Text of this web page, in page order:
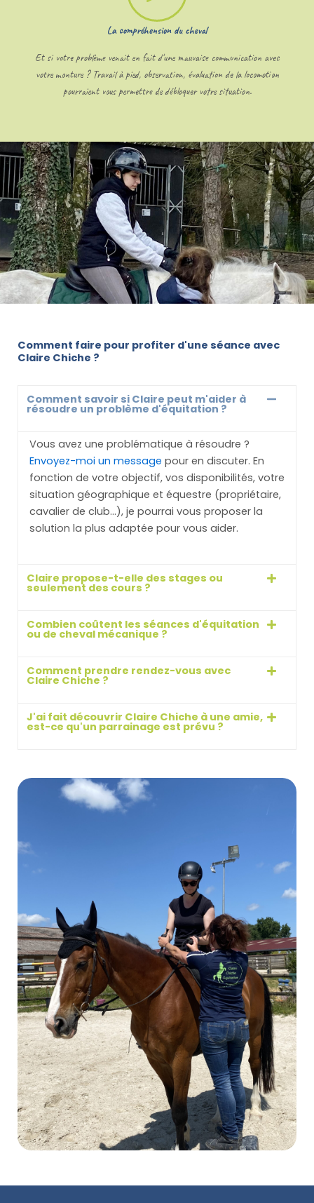
La compréhension du cheval
Et si votre problème venait en fait d'une mauvaise communication avec
votre monture ? Travail à pied, observation, évaluation de la locomotion
pourraient vous permettre de débloquer votre situation.
Comment faire pour profiter d'une séance avec
Claire Chiche ?
Comment savoir si Claire peut m'aider à
résoudre un problème d'équitation ?
Vous avez une problématique à résoudre ?
Envoyez-moi un message pour en discuter. En
fonction de votre objectif, vos disponibilités, votre
situation géographique et équestre (propriétaire,
cavalier de club…), je pourrai vous proposer la
solution la plus adaptée pour vous aider.
Claire propose-t-elle des stages ou
seulement des cours ?
Combien coûtent les séances d'équitation
ou de cheval mécanique ?
Comment prendre rendez-vous avec
Claire Chiche ?
J'ai fait découvrir Claire Chiche à une amie,
est-ce qu'un parrainage est prévu ?